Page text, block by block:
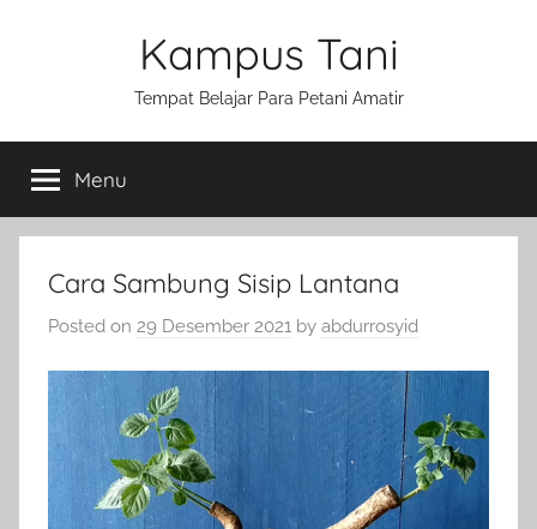
Kampus Tani
Tempat Belajar Para Petani Amatir
Menu
Cara Sambung Sisip Lantana
Posted on 29 Desember 2021 by abdurrosyid